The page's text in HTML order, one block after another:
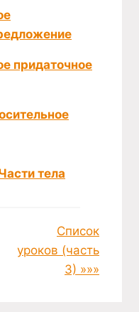
придаточное
тела
Список
уроков (часть
3) »»»